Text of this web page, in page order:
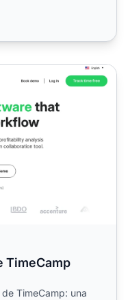
TimeCamp
TimeCamp: una